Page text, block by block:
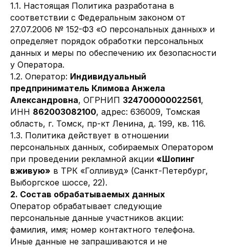
1.1. Настоящая Политика разработана в
соответствии с Федеральным законом от
27.07.2006 № 152-ФЗ «О персональных данных» и
определяет порядок обработки персональных
данных и меры по обеспечению их безопасности
у Оператора.
1.2. Оператор: Индивидуальный
предприниматель Климова Анжела
Александровна, ОГРНИП 324700000022561,
ИНН 862003082100, адрес: 636009, Томская
область, г. Томск, пр-кт Ленина, д. 199, кв. 116.
1.3. Политика действует в отношении
персональных данных, собираемых Оператором
при проведении рекламной акции «Шопинг
вживую» в ТРК «Голливуд» (Санкт-Петербург,
Выборгское шоссе, 22).
2. Состав обрабатываемых данных
Оператор обрабатывает следующие
персональные данные участников акции:
фамилия, имя; номер контактного телефона.
Иные данные не запрашиваются и не